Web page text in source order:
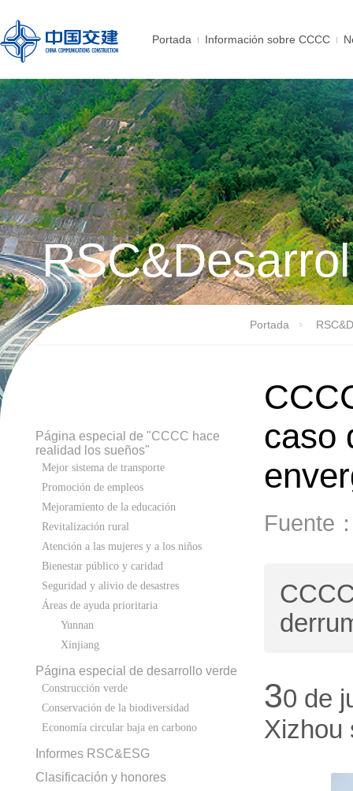
Portada Información sobre CCCC
Portada
Página especial de "CCCC hace
realidad los sueños"
Mejor sistema de transporte
Promoción de empleos
Mejoramiento de la educación
Revitalización rural
Atención a las mujeres y a los niños
Bienestar público y caridad
Seguridad y alivio de desastres
Áreas de ayuda prioritaria
Yunnan
Xinjiang
Página especial de desarrollo verde
Construcción verde
Conservación de la biodiversidad
Economía circular baja en carbono
Informes RSC&ESG
Clasificación y honores
caso
Fuente
30 de
Xizhou